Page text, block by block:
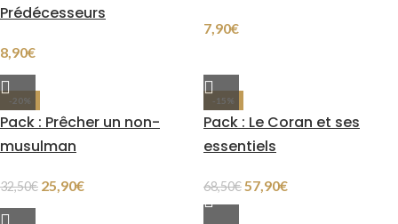
Prédécesseurs
8,90€
7,90€
-20%
Pack : Prêcher un non-
musulman
32,50€ 25,90€
-15%
Pack : Le Coran et ses
essentiels
68,50€57,90€